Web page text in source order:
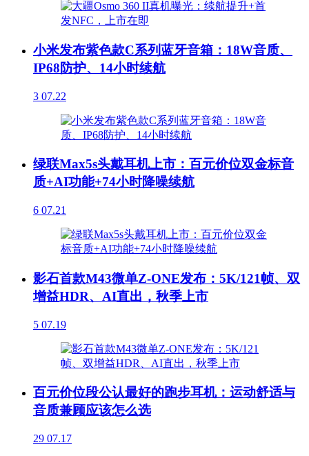
小米发布紫色款C系列蓝牙音箱：18W音质、
IP68防护、14小时续航
3 07.22
绿联Max5s头戴耳机上市：百元价位双金标音
质+AI功能+74小时降噪续航
6 07.21
影石首款M43微单Z-ONE发布：5K/121帧、双
增益HDR、AI直出，秋季上市
5 07.19
百元价位段公认最好的跑步耳机：运动舒适与
音质兼顾应该怎么选
29 07.17